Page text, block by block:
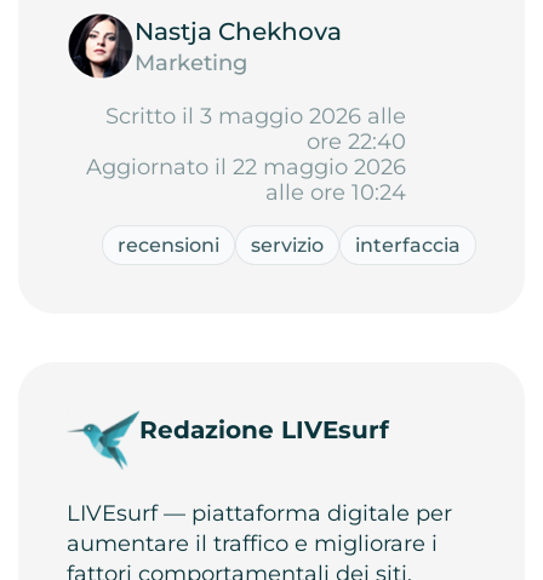
Nastja Chekhova
Marketing
Scritto il 3 maggio 2026 alle
ore 22:40
Aggiornato il 22 maggio 2026
alle ore 10:24
recensioni servizio interfaccia
Redazione LIVEsurf
LIVEsurf — piattaforma digitale per
aumentare il traffico e migliorare i
fattori comportamentali dei siti.